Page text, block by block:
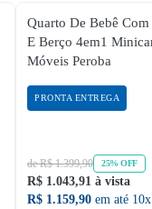
Quarto De Bebê
E Berço 4em1
Móveis Peroba
PRONTA ENTREGA
de R$ 1.399,90 25% OFF
R$ 1.043,91 à vista
R$ 1.159,90 em até